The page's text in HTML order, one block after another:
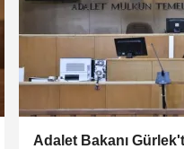
Adalet Bakanı